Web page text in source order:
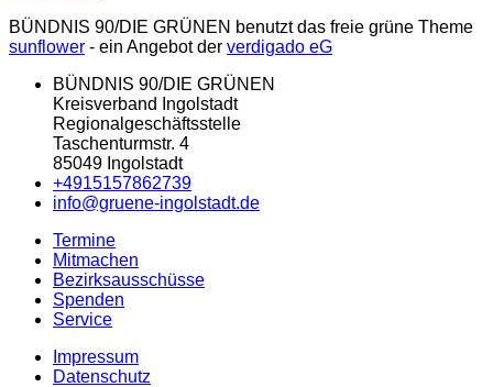
BÜNDNIS 90/DIE GRÜNEN benutzt das freie grüne Theme
sunflower ‐ ein Angebot der verdigado eG
BÜNDNIS 90/DIE GRÜNEN
Kreisverband Ingolstadt
Regionalgeschäftsstelle
Taschenturmstr. 4
85049 Ingolstadt
+4915157862739
info@gruene-ingolstadt.de
Termine
Mitmachen
Bezirksausschüsse
Spenden
Service
Impressum
Datenschutz